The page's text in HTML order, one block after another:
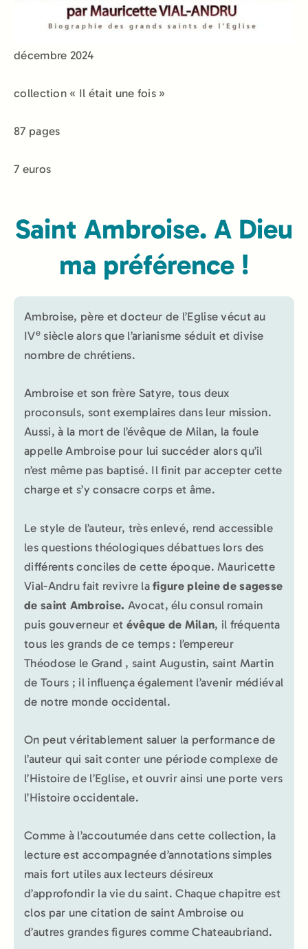
décembre 2024
collection « Il était une fois »
87 pages
7 euros
Saint Ambroise. A Dieu
ma préférence !
Ambroise, père et docteur de l’Eglise vécut au
IVesiècle alors que l’arianisme séduit et divise
nombre de chrétiens.
Ambroise et son frère Satyre, tous deux
proconsuls, sont exemplaires dans leur mission.
Aussi, à la mort de l’évêque de Milan, la foule
appelle Ambroise pour lui succéder alors qu’il
n’est même pas baptisé. Il finit par accepter cette
charge et s’y consacre corps et âme.
Le style de l’auteur, très enlevé, rend accessible
les questions théologiques débattues lors des
différents conciles de cette époque. Mauricette
Vial-Andru fait revivre lafigure pleine de sagesse
de saint Ambroise. Avocat, élu consul romain
puis gouverneur et évêque de Milan, il fréquenta
tous les grands de ce temps : l’empereur
Théodose le Grand , saint Augustin, saint Martin
de Tours ; il influença également l’avenir médiéval
de notre monde occidental.
On peut véritablement saluer la performance de
l’auteur qui sait conter une période complexe de
l’Histoire de l’Eglise, et ouvrir ainsi une porte vers
l’Histoire occidentale.
Comme à l’accoutumée dans cette collection, la
lecture est accompagnée d’annotations simples
mais fort utiles aux lecteurs désireux
d’approfondir la vie du saint. Chaque chapitre est
clos par une citation de saint Ambroise ou
d’autres grandes figures comme Chateaubriand.